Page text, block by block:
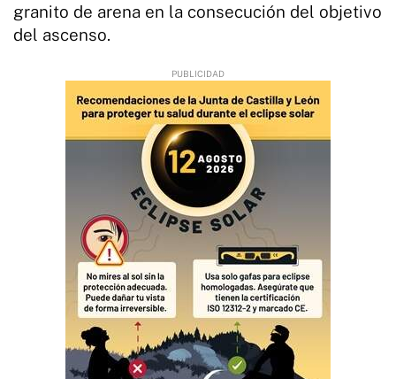
granito de arena en la consecución del objetivo
del ascenso.